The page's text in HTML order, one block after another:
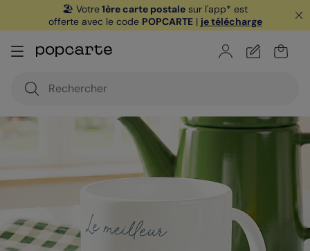
🏖️ Votre1ère carte postale sur l'app* est
offerte avec le code POPCARTE| je télécharge